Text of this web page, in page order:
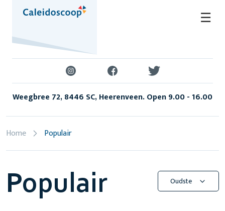
☰
Weegbree 72, 8446 SC, Heerenveen. Open 9.00 - 16.00
Home Populair
Populair Oudste